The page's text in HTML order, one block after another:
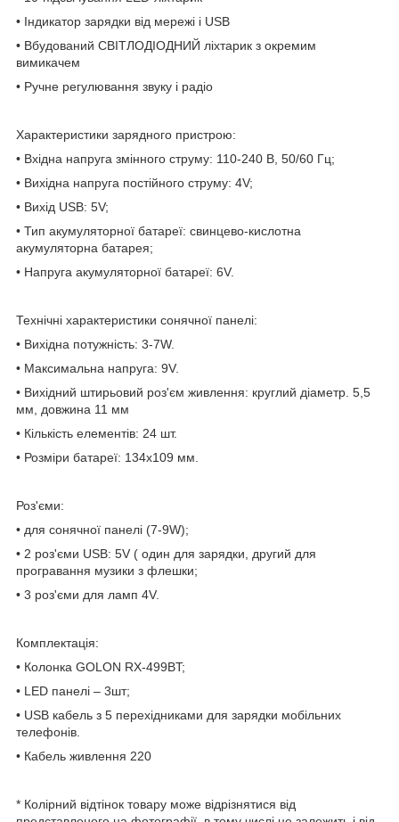
• Індикатор зарядки від мережі і USB
• Вбудований СВІТЛОДІОДНИЙ ліхтарик з окремим
вимикачем
• Ручне регулювання звуку і радіо
Характеристики зарядного пристрою:
• Вхідна напруга змінного струму: 110-240 В, 50/60 Гц;
• Вихідна напруга постійного струму: 4V;
• Вихід USB: 5V;
• Тип акумуляторної батареї: свинцево-кислотна
акумуляторна батарея;
• Напруга акумуляторної батареї: 6V.
Технічні характеристики сонячної панелі:
• Вихідна потужність: 3-7W.
• Максимальна напруга: 9V.
• Вихідний штирьовий роз'єм живлення: круглий діаметр. 5,5
мм, довжина 11 мм
• Кількість елементів: 24 шт.
• Розміри батареї: 134х109 мм.
Роз'єми:
• для сонячної панелі (7-9W);
• 2 роз'єми USB: 5V ( один для зарядки, другий для
програвання музики з флешки;
• 3 роз'єми для ламп 4V.
Комплектація:
• Колонка GOLON RX-499BT;
• LED панелі – 3шт;
• USB кабель з 5 перехідниками для зарядки мобільних
телефонів.
• Кабель живлення 220
* Колірний відтінок товару може відрізнятися від